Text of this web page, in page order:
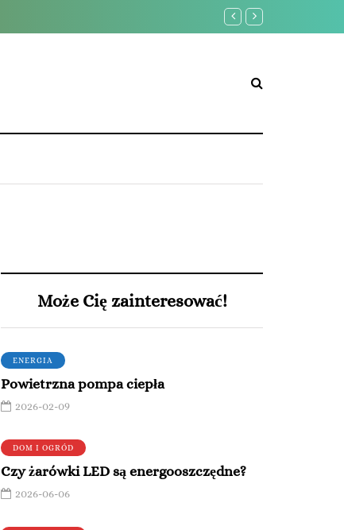
Czy żarówki LED są
Może Cię zainteresować!
ENERGIA
Powietrzna pompa ciepła
2026-02-09
DOM I OGRÓD
Czy żarówki LED są energooszczędne?
2026-06-06